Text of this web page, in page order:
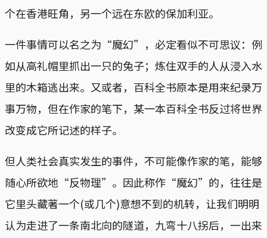
个在香港旺角，另一个远在东欧的保加利亚。
一件事情可以名之为“魔幻”，必定看似不可思议：例
如从高礼帽里抓出一只的兔子；炼住双手的人从浸入水
里的木箱逃出来。又或者，百科全书原本是用来纪录万
事万物，但在作家的笔下，某一本百科全书反过将世界
改变成它所记述的样子。
但人类社会真实发生的事件，不可能像作家的笔，能够
随心所欲地“反物理”。因此称作“魔幻”的，往往是
它里头藏著一个(或几个)意想不到的机转，让我们明明
认为走进了一条南北向的隧道，九弯十八拐后，一出来